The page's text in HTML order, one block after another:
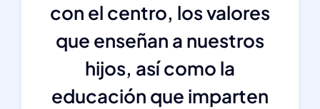
con el centro, los valores
que enseñan a nuestros
hijos, así como la
educación que imparten